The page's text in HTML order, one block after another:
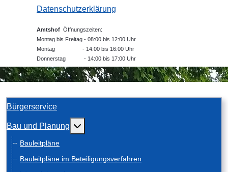
Datenschutzerklärung
Amtshof Öffnungszeiten:
Montag bis Freitag - 08:00 bis 12:00 Uhr
Montag - 14:00 bis 16:00 Uhr
Donnerstag - 14:00 bis 17:00 Uhr
Bürgerservice
Bau und Planung Weitere Informationen: Bau und Planung
Bauleitpläne
Bauleitpläne im Beteiligungsverfahren